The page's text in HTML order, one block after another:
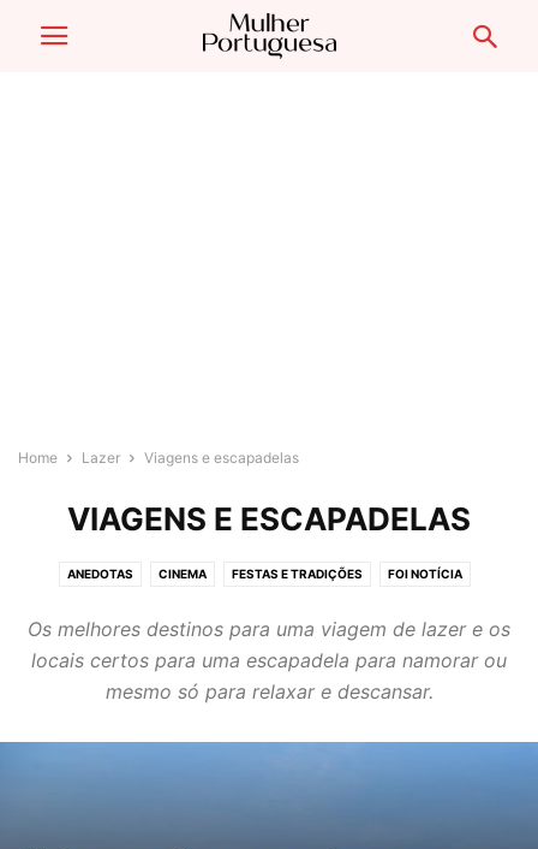
Home Lazer Viagens e escapadelas
VIAGENS E ESCAPADELAS
ANEDOTAS CINEMA FESTAS E TRADIÇÕES FOI NOTÍCIA
VIAGENS E ESCAPADELAS VIDEOS A NÃO PERDER
Os melhores destinos para uma viagem de lazer e os
locais certos para uma escapadela para namorar ou
mesmo só para relaxar e descansar.